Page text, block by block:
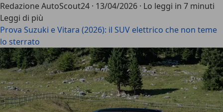
Redazione AutoScout24 · 13/04/2026 · Lo leggi in 7 minuti
Leggi di più
Prova Suzuki e Vitara (2026): il SUV elettrico che non teme
lo sterrato